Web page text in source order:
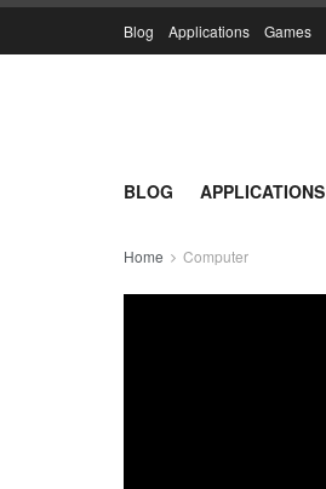
Blog Applications Games
BLOG APPLICATIONS
Home Computer